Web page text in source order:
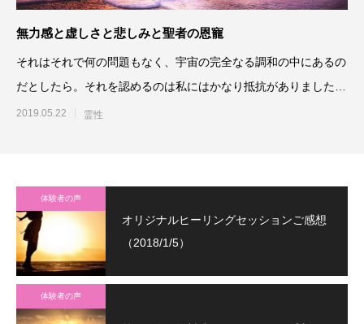
無力感と虚しさと悲しみと聖者の恩寵
それはそれで何の問題もなく、宇宙の完全なる調和の中にあるの
だとしたら。それを認めるのは私にはかなり抵抗がありました
が、自分の未熟さへの言い訳
2019.05.22 霊性
体験者の声
オリジナルヒーリングセッションご感想
（2018/1/5）
体験者の声